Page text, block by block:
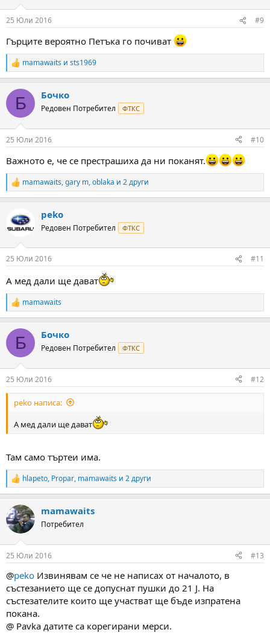
s
25 Юли 2016 #9
Гърците вероятно Петъка го почиват
R
e
c
i
s
mamawaits и sts1969
Б Бочко
Редовен Потребител ФТКС
25 Юли 2016 #10
Важното е, че се престрашиха да ни поканят.
R
e
c
t
i
s
mamawaits,gary m,oblaka и 2 други
peko
Редовен Потребител ФТКС
25 Юли 2016 #11
А мед дали ще дават
R
e
c
i
s
:
mamawaits
Б Бочко
Редовен Потребител ФТКС
25 Юли 2016 #12
peko написа:
А мед дали ще дават
Там само търтеи има.
R
e
c
t
i
s
hlapeto, Propar, mamawaits и 2 други
mamawaits
Потребител
25 Юли 2016 #13
@peko Извинявам се че не написах от началото, в
състезанието ще се допуснат пушки до 21 J. На
състезателите които ще участват ще бъде изпратена
покана.
@ Pavka датите са корегирани мерси.